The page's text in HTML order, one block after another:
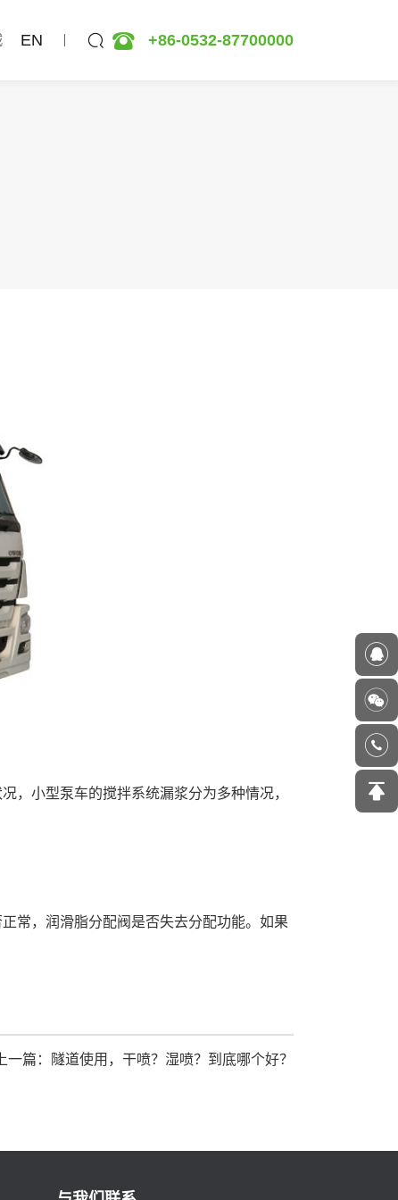
EN +86-0532-87700000
，小型泵车的搅拌系统漏浆分为多种情况，
常，润滑脂分配阀是否失去分配功能。如果
上一篇：隧道使用，干喷？湿喷？到底哪个好？